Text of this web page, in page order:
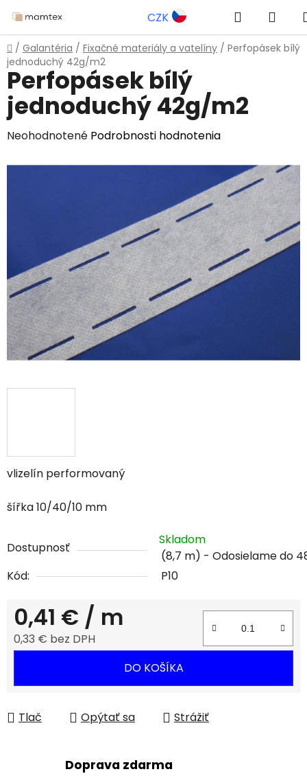
na
obsah
CZK Hľadať
Domov
/ Galantéria / Fixačné materiály a vatelíny / Perfopásek bílý
jednoduchý 42g/m2
vlizelín performovaný
šířka 10/40/10 mm
Dostupnosť
Skladom
(8,7 m)
Kód:
P10
0,41 € / m
0,33 € bez DPH
DO KOŠÍKA
Tlač Opýtať sa Strážiť
Perfopásek bílý
jednoduchý 42g/m2
Priemerné
hviezdičiek.
Neohodnotené Podrobnosti hodnotenia
Doprava zdarma